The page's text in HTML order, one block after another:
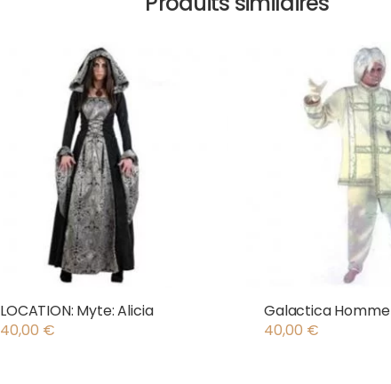
LOCATION: Myte: Alicia
40,00 €
Galactica Homme
40,00 €